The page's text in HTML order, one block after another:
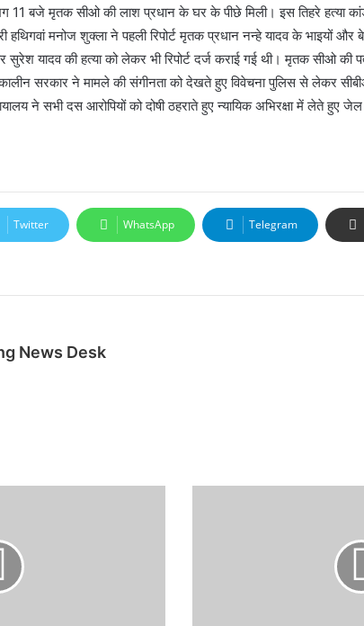
11 बजे मृतक सीओ की लाश प्रधान के घर के पीछे मिली। इस तिहरे हत्या
हथिगवां मनोज शुक्ला ने पहली रिपोर्ट मृतक प्रधान नन्हे यादव के भाइयों
यादव की हत्या को लेकर भी रिपोर्ट दर्ज कराई गई थी। मृतक सीओ की
सरकार ने मामले की संगीनता को देखते हुए विवेचना पुलिस से लेकर
ने सभी दस आरोपियों को दोषी ठहराते हुए न्यायिक अभिरक्षा में लेते हुए
Twitter WhatsApp Telegram
News Desk